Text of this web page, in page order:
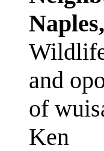
and
of
Ken